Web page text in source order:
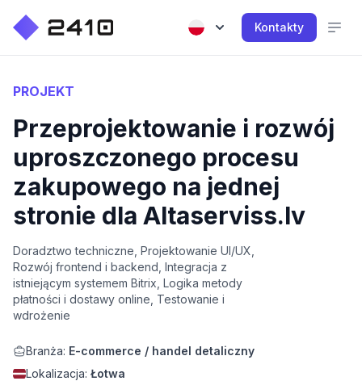
Kontakty
PROJEKT
Przeprojektowanie i rozwój
uproszczonego procesu
zakupowego na jednej
stronie dla Altaserviss.lv
Doradztwo techniczne, Projektowanie UI/UX,
Rozwój frontend i backend, Integracja z
istniejącym systemem Bitrix, Logika metody
płatności i dostawy online, Testowanie i
wdrożenie
Branża: E-commerce / handel detaliczny
Lokalizacja: Łotwa